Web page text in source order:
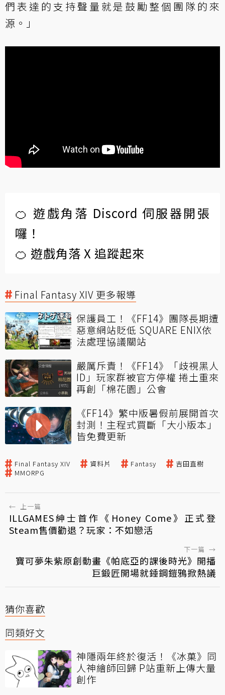
們表達的支持聲量就是鼓勵整個團隊的來
源。」
🍊 遊戲角落 Discord 伺服器開張
囉！
🍊 遊戲角落 X 追蹤起來
Final Fantasy XIV 更多報導
保護員工！《FF14》團隊長期遭
惡意網站貶低 SQUARE ENIX依
法處理協議關站
嚴厲斥責！《FF14》「歧視黑人
ID」玩家群被官方停權 捲土重來
再創「棉花園」公會
《FF14》繁中版暑假前展開首次
封測！主程式買斷「大小版本」
皆免費更新
Final Fantasy XIV 資料片 Fantasy
吉田直樹
MMORPG
← 上一篇
ILLGAMES紳士首作《Honey Come》正式登
Steam售價勸退？玩家：不如戀活
下一篇 →
寶可夢朱紫原創動畫《帕底亞的課後時光》開播
巨鍛匠開場就錘鋼鎧鴉掀熱議
猜你喜歡
同類好文
神隱兩年終於復活！《冰菓》同
人神繪師回歸 P站重新上傳大量
創作